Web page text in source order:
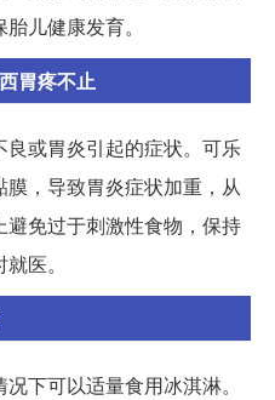
儿健康发育。
胃疼不止
或胃炎引起的症状。可乐
，导致胃炎症状加重，从
免过于刺激性食物，保持
医。
下可以适量食用冰淇淋。